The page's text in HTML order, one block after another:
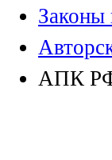
Законы
АПК